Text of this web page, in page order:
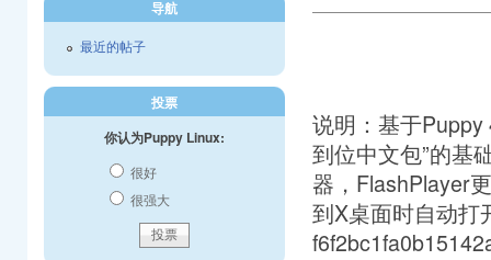
说明：基于Puppy
到位中文包”的基
器，FlashPlayer
到X桌面时自动打
导航
最近的帖子
投票
你认为Puppy Linux:
很好
很强大